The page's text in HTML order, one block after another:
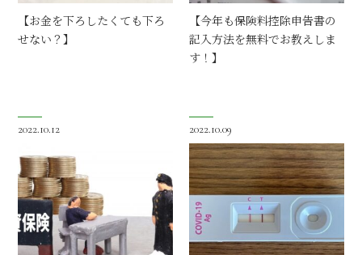
【お金を下ろしたくても下ろ
せない？】
【今年も保険料控除申告書の
記入方法を無料でお教えしま
す！】
2022.10.12 2022.10.09